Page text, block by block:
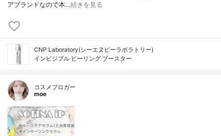
アブランドなので 本…続きを見る
CNP Laboratory(シーエヌピーラボラトリー)
インビジブル ピーリング ブースター
コスメブロガー
moe